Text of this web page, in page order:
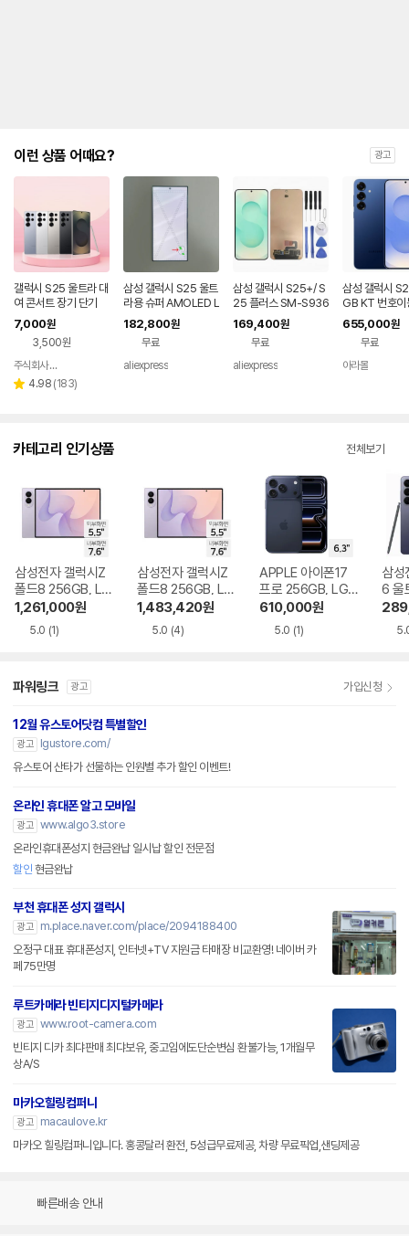
는
대
략
인
을
안
내
를
나
타
는
표
이런 상품 어때요? 광고
갤럭시 S25 울트라 대
여 콘서트 장기 단기
7,000원
3,500원
페이
주식회사 폰빌리지
별 4.98 리
(183)
삼성 갤럭시 S25 울트
라용 슈퍼 AMOLED L
CD 디스플레이 터치
스크린 디지타이저 어
셈블리 (S25U) - 불량
품
182,800원
무료
aliexpress
삼성 갤럭시 S25+/ S
25 플러스 SM-S936
U/S936B 휴대폰 액
세서리에 적합한 프레
임 포함 오리지널 AM
OLED 스크린
169,400원
무료
aliexpress
삼성 갤럭시
GB KT 번호이
80요금제
655,000원
무료
아라몰
카테고리 인기상품 전체보기
삼성전자 갤럭시Z
폴드8 256GB, LG
U+ 번호이동 완납
1,261,000원
5.0 (1)
삼성전자 갤럭시Z
폴드8 256GB, LG
U+ 기기변경 완납
1,483,420원
5.0 (4)
APPLE 아이폰17
프로 256GB, LG U
+ 번호이동 완납
610,000원
5.0 (1)
삼성
6 울
LG
파워링크 광고 가입신청
12월 유스토어닷컴 특별할인
광고
lgustore.com/
유스토어 산타가 선물하는 인원별 추가 할인 이벤트!
온라인 휴대폰 알고 모바일
광고 www.algo3.store
온라인휴대폰성지 현금완납 일시납 할인 전문점
할인 현금완납
부천 휴대폰 성지 갤럭시
광고
m.place.naver.com/place/2094188400
오정구 대표 휴대폰성지, 인터넷+TV 지원금 타매장 비교환영! 네이버 카
페75만명
루트카메라 빈티지디지털카메라
광고 www.root-camera.com
빈티지 디카 최댜판매 최댜보유, 중고임에도단순변심 환불가능, 1개월무
상A/S
마카오힐링컴퍼니
광고
macaulove.kr
마카오 힐링컴퍼니입니다. 홍콩달러 환전, 5성급무료제공, 차량 무료픽업,샌딩제공
빠른배송 안내